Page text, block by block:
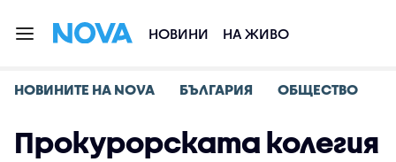
НОВИНИ НА ЖИВО
НОВИНИТЕ НА NOVA БЪЛГАРИЯ ОБЩЕСТВО
Прокурорската колегия